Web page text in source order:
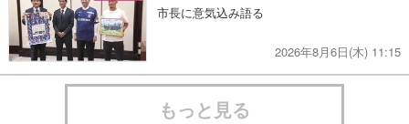
市長に意気込み語る
2026年8月6日(木) 11:15
もっと見る